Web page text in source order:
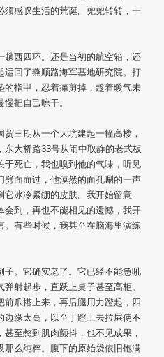
感叹生活的荒诞。兜兜转转，一
趟西四环。还是当初的航空箱，还
运回了燕顺路海军基地研究院。打
指甲，忍着痛剪掉，趁着暖气未
把自己晾干。
三期从一个大坑建起一幢高楼，
大桥路33号从闹中取静的老式板
于死亡，我也嗅到他的气味，听见
劈面而过，他漠然的面孔唰的一声
它冰冷紧绷的皮肤。我开始留意
会到，再也不能相见的遗憾，我开
有些时候，我甚至在脑海里演练
子。它确实老了。它已经不能急吼
射起步，直跃上桌子甚至高柜。
爪搭上来，再后腿用力蹬起，四
边缘太高，以至于蹬上去拉屎使不
至憋到肌肉颤抖，也不见成果，
那么纯粹。腹下的原始袋依旧饱满